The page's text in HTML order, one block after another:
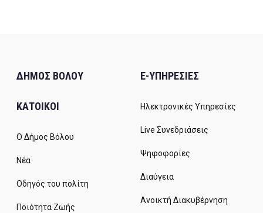
ΔΗΜΟΣ ΒΟΛΟΥ
ΚΑΤΟΙΚΟΙ
Ο Δήμος Βόλου
Νέα
Οδηγός του πολίτη
Ποιότητα Ζωής
E-ΥΠΗΡΕΣΙΕΣ
Ηλεκτρονικές Υπηρεσίες
Live Συνεδριάσεις
Ψηφοφορίες
Διαύγεια
Ανοικτή Διακυβέρνηση